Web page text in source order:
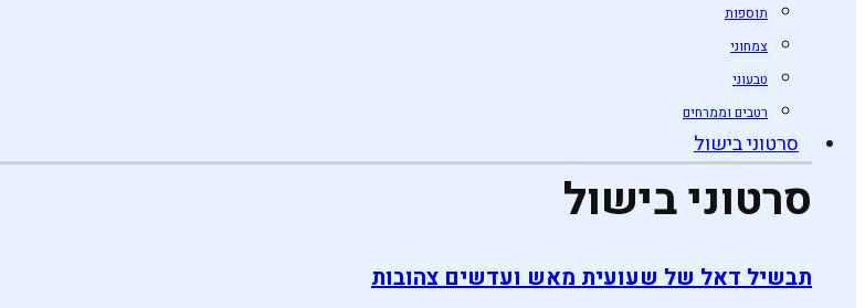
תוספות
צמחוני
טבעוני
רטבים וממרחים
סרטוני בישול
סרטוני בישול
תבשיל דאל של שעועית מאש ועדשים צהובות